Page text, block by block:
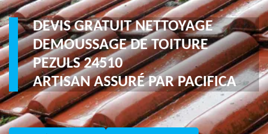
DEVIS GRATUIT NETTOYAGE
DEMOUSSAGE DE TOITURE
PEZULS 24510
ARTISAN ASSURÉ PAR PACIFICA